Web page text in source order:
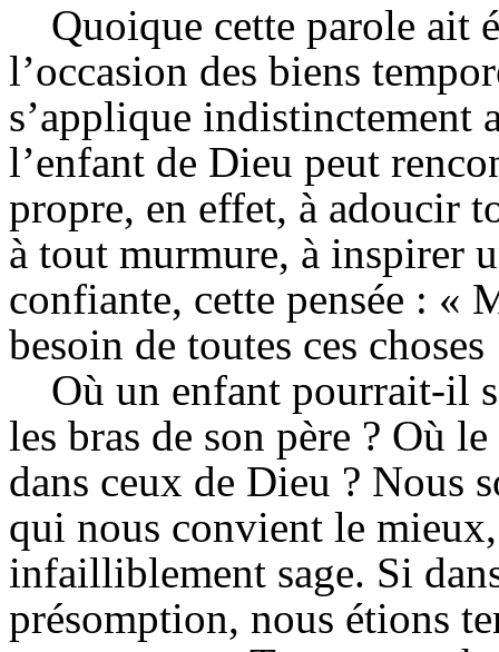
Quoique cette parole ait
l’occasion des biens
s’applique indistinctement
l’enfant de Dieu peut
propre, en effet, à adoucir
à tout murmure, à inspirer
confiante, cette pensée : «
besoin de toutes ces
Où un enfant pourrait-il
les bras de son père ? Où
dans ceux de Dieu ? Nous
qui nous convient le
infailliblement sage. Si
présomption, nous étions